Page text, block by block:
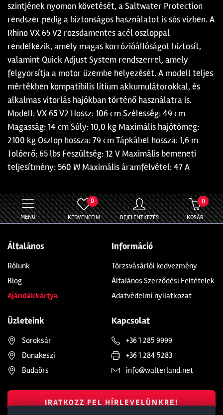
szintjének nyomon követését, a Saltwater Protection
rendszer pedig a biztonságos használatot is sós vízben. A
Rhino VX 65 V2 rozsdamentes acél oszloppal
rendelkezik, amely magas korrózióállóságot biztosít,
valamint Quick Adjust System rendszerrel, amely
felgyorsítja a motor üzembe helyezését. A modell teljes
mértékben kompatibilis lítium akkumulátorokkal, és
alkalmas vitorlás hajókban történő használatra is.
Modell: VX 65 V2 Hossz: 106 cm Szélesség: 49 cm
Magasság: 14 cm Súly: 10,0 kg Maximális hajótömeg:
2100 kg Oszlop hossza: 79 cm Tápkábel hossza: 1,6 m
Tolóerő: 65 lbs Feszültség: 12 V Maximális bemeneti
teljesítmény: 560 W Maximális áramfelvétel: 47 A
MENÜ
0
KEDVENCEIM BEJELENTKEZÉS
0
KOSÁR
Általános
Rólunk
Blog
Ajándékkártya
Információ
Törzsvásárlói kedvezmény
Általános Szerződési Feltételek
Adatvédelmi nyilatkozat
Üzleteink
Soroksár
Dunakeszi
Budaörs
Kapcsolat
+36 1 285 9999
+36 1 284 5283
info@walterland.net
IRATKOZZ FEL HÍRLEVELÜNKRE!